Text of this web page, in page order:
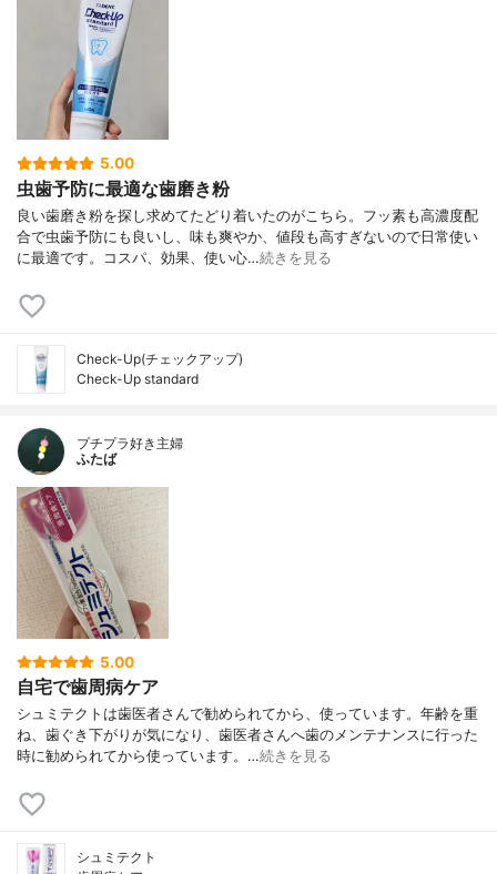
5.00
虫歯予防に最適な歯磨き粉
良い歯磨き粉を探し求めてたどり着いたのがこちら。フッ素も高濃度配
合で虫歯予防にも良いし、味も爽やか、値段も高すぎないので日常使い
に最適です。コスパ、効果、使い心…続きを見る
Check-Up(チェックアップ)
Check-Up standard
プチプラ好き主婦
ふたば
5.00
自宅で歯周病ケア
シュミテクトは歯医者さんで勧められてから、使っています。年齢を重
ね、歯ぐき下がりが気になり、歯医者さんへ歯のメンテナンスに行った
時に勧められてから使っています。…続きを見る
シュミテクト